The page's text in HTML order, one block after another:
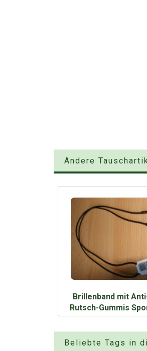
Andere
Brillenband mit
Rutsch-Gummis
Beliebte Tags in